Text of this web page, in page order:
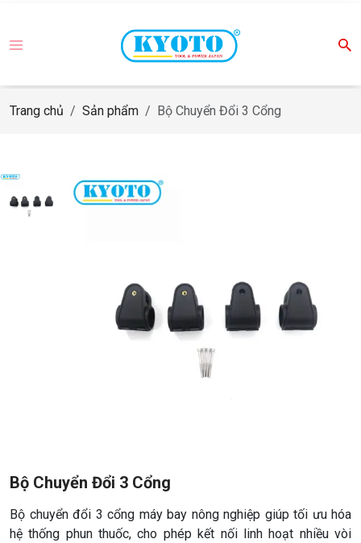
Trang chủ Sản phẩm Bộ Chuyển Đổi 3 Cổng
Bộ Chuyển Đổi 3 Cổng
Bộ chuyển đổi 3 cổng máy bay nông nghiệp giúp tối ưu hóa
hệ thống phun thuốc, cho phép kết nối linh hoạt nhiều vòi